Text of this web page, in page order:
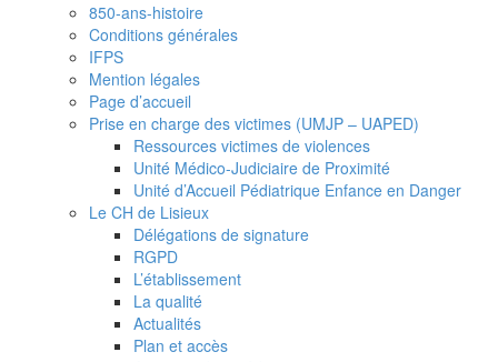
850-ans-histoire
Conditions générales
IFPS
Mention légales
Page d’accueil
Prise en charge des victimes (UMJP – UAPED)
Ressources victimes de violences
Unité Médico-Judiciaire de Proximité
Unité d’Accueil Pédiatrique Enfance en Danger
Le CH de Lisieux
Délégations de signature
RGPD
L’établissement
La qualité
Actualités
Plan et accès